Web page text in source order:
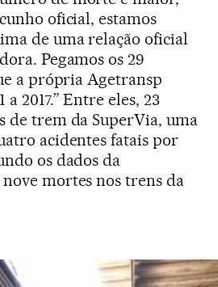
oficial, estamos
de uma relação oficial
Pegamos os 29
a própria Agetransp
a 2017.” Entre eles, 23
de trem da SuperVia, uma
acidentes fatais por
os dados da
mortes nos trens da